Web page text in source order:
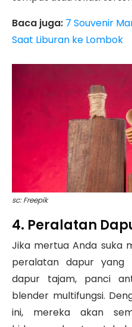
Baca juga: 7 Souvenir
Saat Liburan ke Lombok
sc: Freepik
4. Peralatan
Jika mertua Anda suka
peralatan dapur yang
dapur tajam, panci
blender multifungsi.
ini, mereka akan